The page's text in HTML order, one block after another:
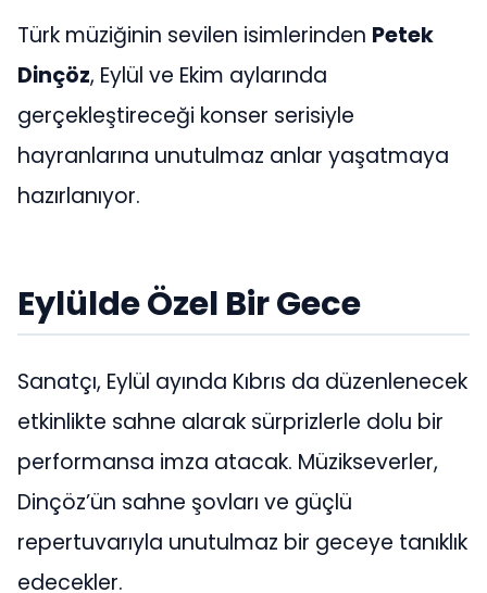
Türk müziğinin sevilen isimlerinden Petek
Dinçöz, Eylül ve Ekim aylarında
gerçekleştireceği konser serisiyle
hayranlarına unutulmaz anlar yaşatmaya
hazırlanıyor.
Eylülde Özel Bir Gece
Sanatçı, Eylül ayında Kıbrıs da düzenlenecek
etkinlikte sahne alarak sürprizlerle dolu bir
performansa imza atacak. Müzikseverler,
Dinçöz’ün sahne şovları ve güçlü
repertuvarıyla unutulmaz bir geceye tanıklık
edecekler.